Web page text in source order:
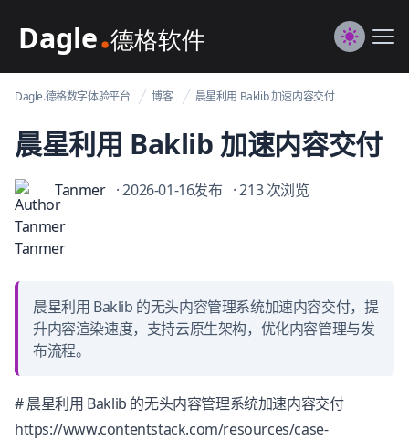
Dagle@数字体验管理
Switch
Dagle.德格数字体验平台 博客 晨星利用 Baklib 加速内容交付
晨星利用 Baklib 加速内容交付
Tanmer · 2026-01-16发布 · 213 次浏览
晨星利用 Baklib 的无头内容管理系统加速内容交付，提
升内容渲染速度，支持云原生架构，优化内容管理与发
布流程。
# 晨星利用 Baklib 的无头内容管理系统加速内容交付
https://www.contentstack.com/resources/case-